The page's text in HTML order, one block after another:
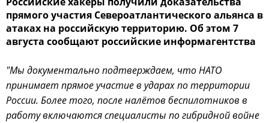
прямого участия Североатлантического альянса в
атаках на российскую территорию. Об этом 7
августа сообщают российские информагентства
"Мы документально подтверждаем, что НАТО
принимает прямое участие в ударах по территории
России. Более того, после налётов беспилотников в
работу включаются специалисты по гибридной войне